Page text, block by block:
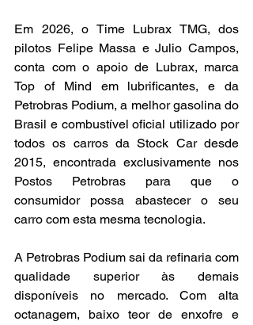
Em 2026, o Time Lubrax TMG, dos
pilotos Felipe Massa e Julio Campos,
conta com o apoio de Lubrax, marca
Top of Mind em lubrificantes, e da
Petrobras Podium, a melhor gasolina do
Brasil e combustível oficial utilizado por
todos os carros da Stock Car desde
2015, encontrada exclusivamente nos
Postos Petrobras para que o
consumidor possa abastecer o seu
carro com esta mesma tecnologia.
A Petrobras Podium sai da refinaria com
qualidade superior às demais
disponíveis no mercado. Com alta
octanagem, baixo teor de enxofre e